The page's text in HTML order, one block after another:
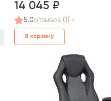
14 045
5.0отзывов (1)
В корзину